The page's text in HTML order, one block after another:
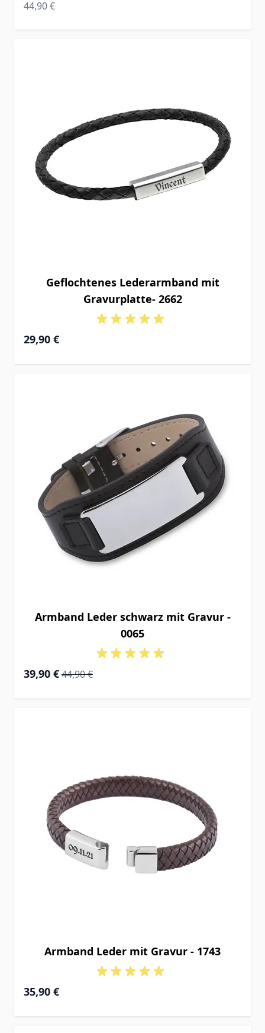
Regular Price
44,90 €
Geflochtenes Lederarmband mit
Gravurplatte- 2662
29,90 €
Armband Leder schwarz mit Gravur -
0065
Special Price
39,90 € Regular Price
44,90 €
Armband Leder mit Gravur - 1743
35,90 €